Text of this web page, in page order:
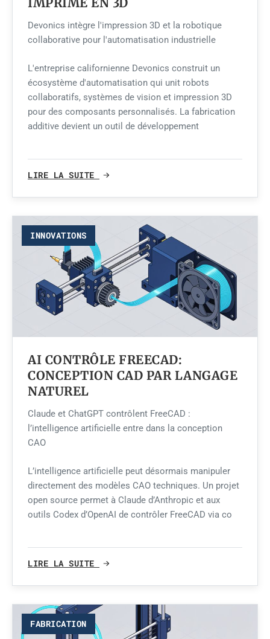
Devonics intègre l'impression 3D et la robotique
collaborative pour l'automatisation industrielle
L'entreprise californienne Devonics construit un
écosystème d'automatisation qui unit robots
collaboratifs, systèmes de vision et impression 3D
pour des composants personnalisés. La fabrication
additive devient un outil de développement
LIRE LA SUITE
INNOVATIONS
AI CONTRÔLE FREECAD:
CONCEPTION CAD PAR LANGAGE
NATUREL
Claude et ChatGPT contrôlent FreeCAD :
l’intelligence artificielle entre dans la conception
CAO
L’intelligence artificielle peut désormais manipuler
directement des modèles CAO techniques. Un projet
open source permet à Claude d’Anthropic et aux
outils Codex d’OpenAI de contrôler FreeCAD via co
LIRE LA SUITE
FABRICATION